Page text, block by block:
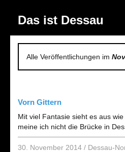
Das ist Dessau
Alle Veröffentlichungen im
Vorn Gittern
Mit viel Fantasie sieht es aus
meine ich nicht die Brücke in
30. November 2014 / Dessau-